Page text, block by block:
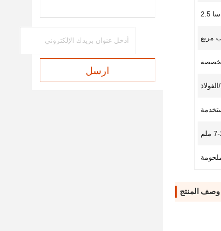
سا 2.5
مربع
ملم
وصف المنتج
ارسل